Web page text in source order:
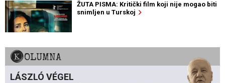
ŽUTA PISMA: Kritički film koji nije mogao biti
snimljen u Turskoj
KOLUMNA
LÁSZLÓ VÉGEL